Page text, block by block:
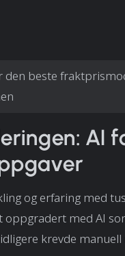
den beste
AI
og erfaring med
oppgradert med AI
krevde manuell